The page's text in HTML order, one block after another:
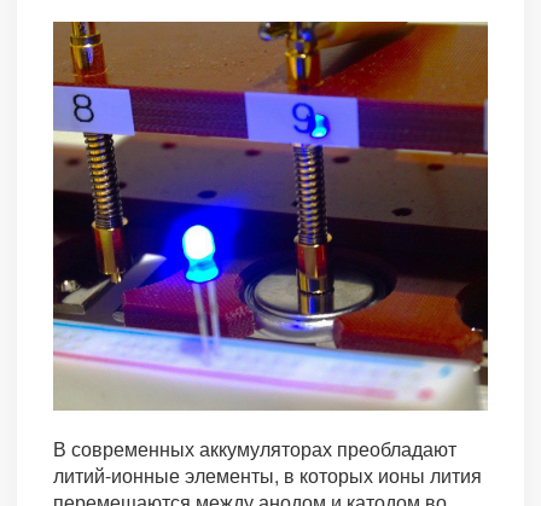
В современных аккумуляторах преобладают
литий-ионные элементы, в которых ионы лития